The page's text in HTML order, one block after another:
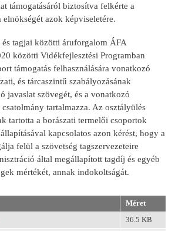
támogatásáról biztosítva felkérte a
azok képviseletére.
tagjai közötti áruforgalom ÁFA
közötti Vidékfejlesztési Programban
támogatás felhasználására vonatkozó
és tárcaszintű szabályozásának
javaslat szövegét, és a vonatkozó
tartalmazza. Az osztályülés
tartotta a borászati termelői csoportok
kapcsolatos azon kérést, hogy a
felül a szövetség tagszervezeteire
által megállapított tagdíj és egyéb
mértékét, annak indokoltságát.
Méret
36.5 KB